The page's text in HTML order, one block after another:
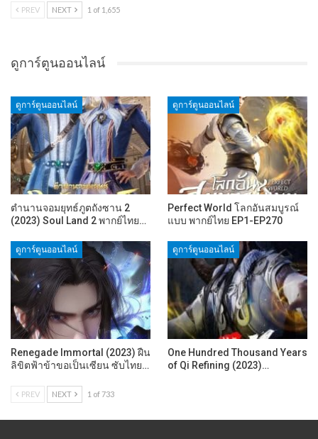
PREV NEXT 1 of 1,655
ดูการ์ตูนออนไลน์
ดูการ์ตูนออนไลน์
ตำนานจอมยุทธ์ภูตถังซาน 2
(2023) Soul Land 2 พากย์ไทย…
ดูการ์ตูนออนไลน์
Perfect World โลกอันสมบูรณ์
แบบ พากย์ไทย EP1-EP270
ดูการ์ตูนออนไลน์
Renegade Immortal (2023) ฝืน
ลิขิตฟ้าข้าขอเป็นเซียน ซับไทย…
ดูการ์ตูนออนไลน์
One Hundred Thousand Years
of Qi Refining (2023)…
PREV NEXT 1 of 733